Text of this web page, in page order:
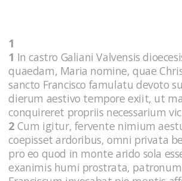
1
1 In castro Galiani Valvensis
quaedam, Maria nomine, quae
sancto Francisco famulatu devoto
dierum aestivo tempore exiit, ut
conquireret propriis necessarium
2 Cum igitur, fervente nimium
coepisset ardoribus, omni privata
pro eo quod in monte arido sola
exanimis humi prostrata,